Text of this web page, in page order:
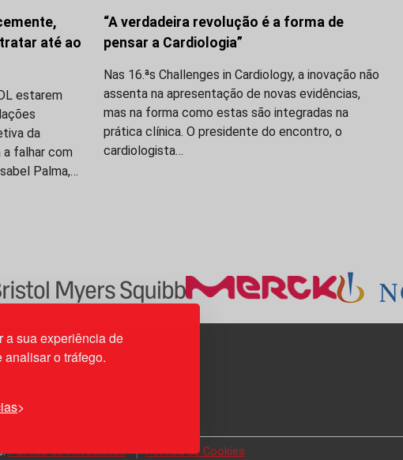
a sua experiência de
o tráfego.
até ao
estarem
da
falhar com
Palma,…
“A verdadeira revolução é a forma de
pensar a Cardiologia”
Nas 16.ªs Challenges in Cardiology, a inovação não
assenta na apresentação de novas evidências,
mas na forma como estas são integradas na
prática clínica. O presidente do encontro, o
cardiologista…
Política de Privacidade Política de Cookies